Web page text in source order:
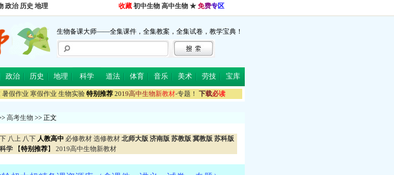
政治 历史 地理 收藏 初中生物 高中生物 ★ 免费专区
生物备课大师——全集课件，全集教案，全集试卷，教学宝典！
政治 历史 地理 科学 道法 体育 音乐 美术 劳技 宝库
暑假作业 寒假作业 生物实验 特别推荐 2019高中生物新教材-专题！ 下载必读
高考生物 >> 正文
八上 八下 人教高中 必修教材 选修教材 北师大版 济南版 苏教版 冀教版 苏科版
学 【特别推荐】 2019高中生物新教材